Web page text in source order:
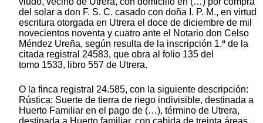
del solar a don F. S. C. casado con doña I. P. M., en virtud
escritura otorgada en Utrera el doce de diciembre de mil
novecientos noventa y cuatro ante el Notario don Celso
Méndez Ureña, según resulta de la inscripción 1.ª de la
citada registral 24583, que obra al folio 135 del
tomo 1533, libro 557 de Utrera.
O la finca registral 24.585, con la siguiente descripción:
Rústica: Suerte de tierra de riego indivisible, destinada a
Huerto Familiar en el pago de (…), término de Utrera,
destinada a Huerto familiar, con cabida de treinta áreas.